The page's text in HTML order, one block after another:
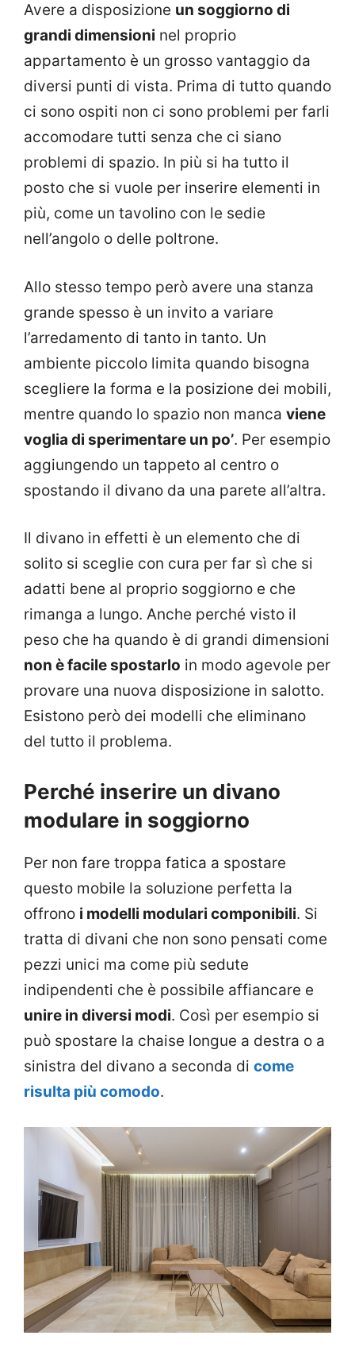
Avere a disposizione un soggiorno di
grandi dimensioni nel proprio
appartamento è un grosso vantaggio da
diversi punti di vista. Prima di tutto quando
ci sono ospiti non ci sono problemi per farli
accomodare tutti senza che ci siano
problemi di spazio. In più si ha tutto il
posto che si vuole per inserire elementi in
più, come un tavolino con le sedie
nell’angolo o delle poltrone.
Allo stesso tempo però avere una stanza
grande spesso è un invito a variare
l’arredamento di tanto in tanto. Un
ambiente piccolo limita quando bisogna
scegliere la forma e la posizione dei mobili,
mentre quando lo spazio non manca viene
voglia di sperimentare un po’. Per esempio
aggiungendo un tappeto al centro o
spostando il divano da una parete all’altra.
Il divano in effetti è un elemento che di
solito si sceglie con cura per far sì che si
adatti bene al proprio soggiorno e che
rimanga a lungo. Anche perché visto il
peso che ha quando è di grandi dimensioni
non è facile spostarlo in modo agevole per
provare una nuova disposizione in salotto.
Esistono però dei modelli che eliminano
del tutto il problema.
Perché inserire un divano
modulare in soggiorno
Per non fare troppa fatica a spostare
questo mobile la soluzione perfetta la
offrono i modelli modulari componibili. Si
tratta di divani che non sono pensati come
pezzi unici ma come più sedute
indipendenti che è possibile affiancare e
unire in diversi modi. Così per esempio si
può spostare la chaise longue a destra o a
sinistra del divano a seconda di come
risulta più comodo.